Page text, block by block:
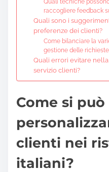
raccogliere feedback
Quali sono i
preferenze dei clienti?
Come bilanciare la
gestione delle
Quali errori evitare
servizio clienti?
Come si può
clienti nei
italiani?